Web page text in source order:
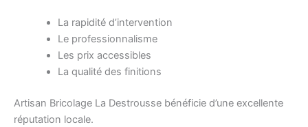
La rapidité d’intervention
Le professionnalisme
Les prix accessibles
La qualité des finitions
Artisan Bricolage La Destrousse bénéficie d’une excellente
réputation locale.